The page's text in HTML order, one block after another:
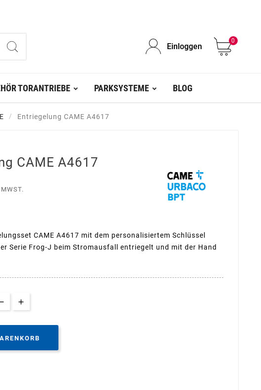
Einloggen
0
TORANTRIEBE PARKSYSTEME BLOG
Entriegelung CAME A4617
CAME A4617
CAME A4617 mit dem personalisiertem Schlüssel
Serie Frog-J beim Stromausfall entriegelt und mit der Hand